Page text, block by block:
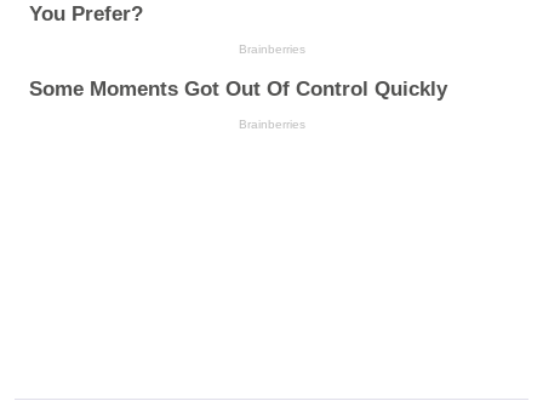
You Prefer?
Brainberries
Some Moments Got Out Of Control Quickly
Brainberries